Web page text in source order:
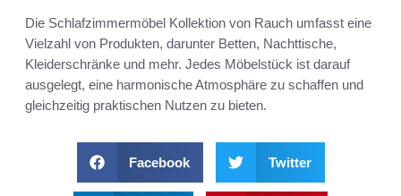
Die Schlafzimmermöbel Kollektion von Rauch umfasst eine
Vielzahl von Produkten, darunter Betten, Nachttische,
Kleiderschränke und mehr. Jedes Möbelstück ist darauf
ausgelegt, eine harmonische Atmosphäre zu schaffen und
gleichzeitig praktischen Nutzen zu bieten.
Facebook Twitter